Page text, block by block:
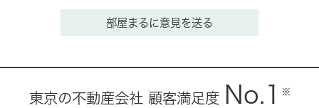
部屋まるに意見を送る
東京の不動産会社 顧客満足度 No.1 ※